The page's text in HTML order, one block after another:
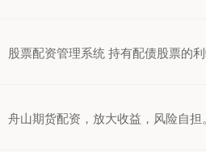
股票配资管理系统 持有配债股票的
舟山期货配资，放大收益，风险自担。